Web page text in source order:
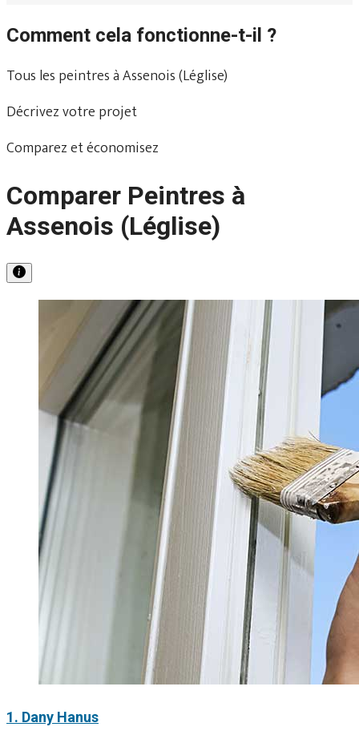
Comment cela fonctionne-t-il ?
Tous les peintres à Assenois (Léglise)
Décrivez votre projet
Comparez et économisez
Comparer Peintres à
Assenois (Léglise)
1. Dany Hanus